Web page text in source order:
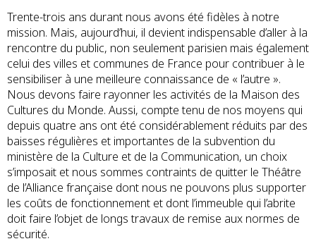
Trente-trois ans durant nous avons été fidèles à notre
mission. Mais, aujourd’hui, il devient indispensable d’aller à la
rencontre du public, non seulement parisien mais également
celui des villes et communes de France pour contribuer à le
sensibiliser à une meilleure connaissance de « l’autre ».
Nous devons faire rayonner les activités de la Maison des
Cultures du Monde. Aussi, compte tenu de nos moyens qui
depuis quatre ans ont été considérablement réduits par des
baisses régulières et importantes de la subvention du
ministère de la Culture et de la Communication, un choix
s’imposait et nous sommes contraints de quitter le Théâtre
de l’Alliance française dont nous ne pouvons plus supporter
les coûts de fonctionnement et dont l’immeuble qui l’abrite
doit faire l’objet de longs travaux de remise aux normes de
sécurité.